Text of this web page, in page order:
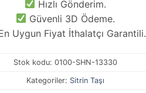
Hızlı Gönderim.
Güvenli 3D Ödeme.
Uygun Fiyat İthalatçı Garantili.
Stok kodu: 0100-SHN-13330
Kategoriler: Sitrin Taşı